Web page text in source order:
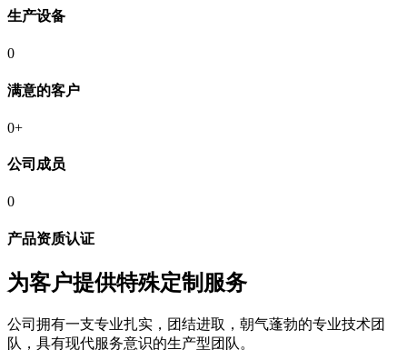
生产设备
0
满意的客户
0+
公司成员
0
产品资质认证
为客户提供特殊定制服务
公司拥有一支专业扎实，团结进取，朝气蓬勃的专业技术团
队，具有现代服务意识的生产型团队。